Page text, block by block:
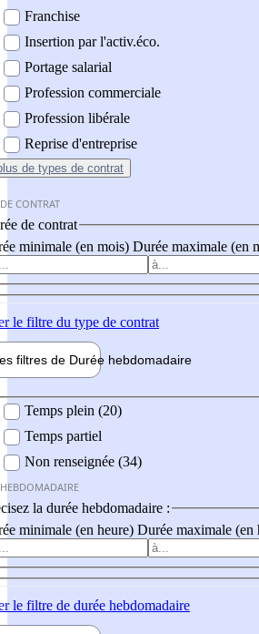
Franchise
Insertion par l'activ.éco.
Portage salarial
Profession commerciale
Profession libérale
Reprise d'entreprise
de types de contrat
CONTRAT
de contrat
minimale (en mois) Durée maximale (en
le filtre du type de contrat
filtres de Durée hebdomadaire
Temps plein (20)
Temps partiel
Non renseignée (34)
la durée hebdomadaire :
minimale (en heure) Durée maximale (en
le filtre de durée hebdomadaire